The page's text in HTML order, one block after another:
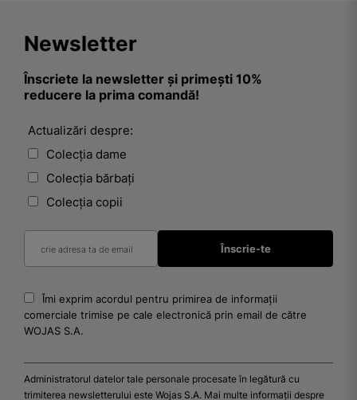
Newsletter
Înscriete la newsletter și primești 10%
reducere la prima comandă!
Actualizări despre:
Colecția dame
Colecția bărbați
Colecția copii
Îmi exprim acordul pentru primirea de informații
comerciale trimise pe cale electronică prin email de către
WOJAS S.A.
Administratorul datelor tale personale procesate în legătură cu
trimiterea newsletterului este Wojas S.A. Mai multe informații despre